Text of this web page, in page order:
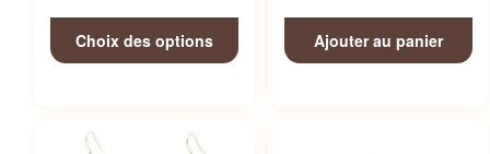
Choix des options Ajouter au panier